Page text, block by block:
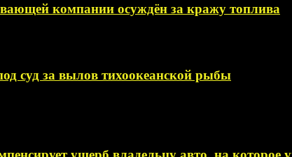
компании осуждён за кражу топлива
суд за вылов тихоокеанской рыбы